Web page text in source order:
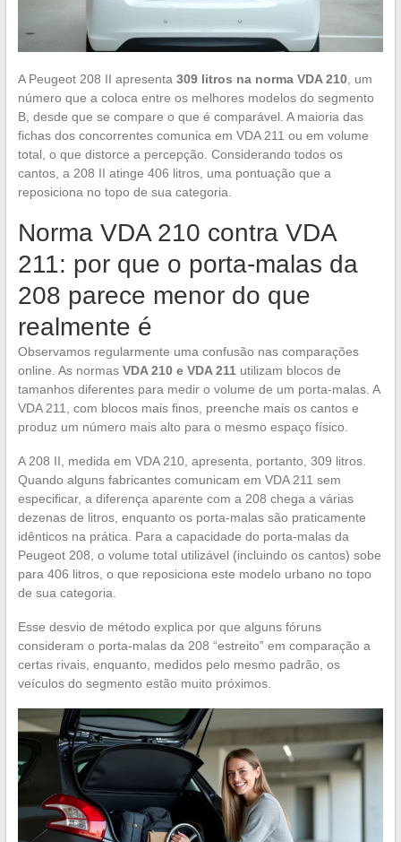
A Peugeot 208 II apresenta 309 litros na norma VDA 210, um
número que a coloca entre os melhores modelos do segmento
B, desde que se compare o que é comparável. A maioria das
fichas dos concorrentes comunica em VDA 211 ou em volume
total, o que distorce a percepção. Considerando todos os
cantos, a 208 II atinge 406 litros, uma pontuação que a
reposiciona no topo de sua categoria.
Norma VDA 210 contra VDA
211: por que o porta-malas da
208 parece menor do que
realmente é
Observamos regularmente uma confusão nas comparações
online. As normas VDA 210 e VDA 211 utilizam blocos de
tamanhos diferentes para medir o volume de um porta-malas. A
VDA 211, com blocos mais finos, preenche mais os cantos e
produz um número mais alto para o mesmo espaço físico.
A 208 II, medida em VDA 210, apresenta, portanto, 309 litros.
Quando alguns fabricantes comunicam em VDA 211 sem
especificar, a diferença aparente com a 208 chega a várias
dezenas de litros, enquanto os porta-malas são praticamente
idênticos na prática. Para a capacidade do porta-malas da
Peugeot 208, o volume total utilizável (incluindo os cantos) sobe
para 406 litros, o que reposiciona este modelo urbano no topo
de sua categoria.
Esse desvio de método explica por que alguns fóruns
consideram o porta-malas da 208 “estreito” em comparação a
certas rivais, enquanto, medidos pelo mesmo padrão, os
veículos do segmento estão muito próximos.